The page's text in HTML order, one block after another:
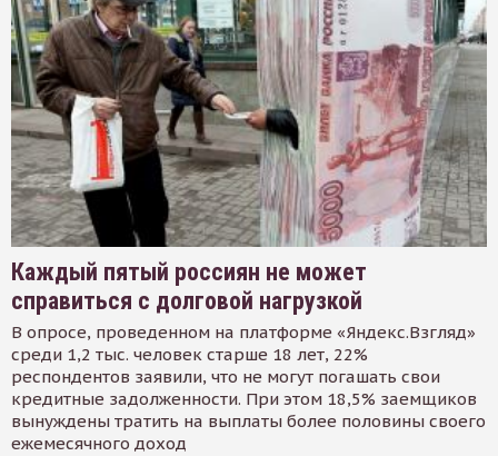
Каждый пятый россиян не может
справиться с долговой нагрузкой
В опросе, проведенном на платформе «Яндекс.Взгляд»
среди 1,2 тыс. человек старше 18 лет, 22%
респондентов заявили, что не могут погашать свои
кредитные задолженности. При этом 18,5% заемщиков
вынуждены тратить на выплаты более половины своего
ежемесячного доход